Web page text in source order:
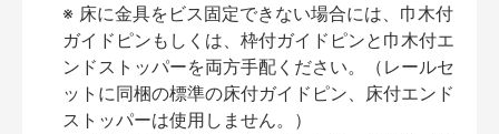
※ 床に金具をビス固定できない場合には、巾木付
ガイドピンもしくは、枠付ガイドピンと巾木付エ
ンドストッパーを両方手配ください。（レールセ
ットに同梱の標準の床付ガイドピン、床付エンド
ストッパーは使用しません。）